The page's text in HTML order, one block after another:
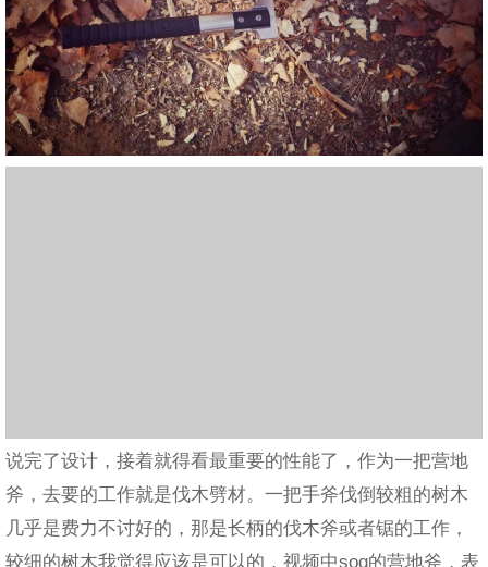
说完了设计，接着就得看最重要的性能了，作为一把营地
斧，去要的工作就是伐木劈材。一把手斧伐倒较粗的树木
几乎是费力不讨好的，那是长柄的伐木斧或者锯的工作，
较细的树木我觉得应该是可以的，视频中sog的营地斧，表